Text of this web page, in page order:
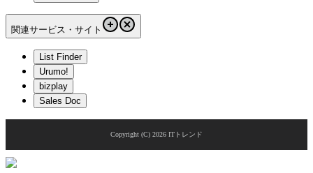
関連サービス・サイト
List Finder
Urumo!
bizplay
Sales Doc
Copyright (C) 2026 ITトレンド